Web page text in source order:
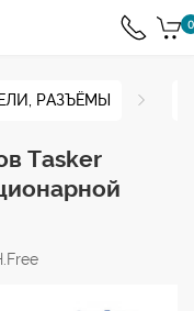
0
РАЗЪЁМЫ
Tasker